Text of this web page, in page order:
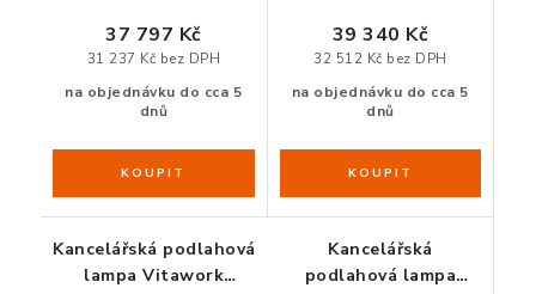
SCHRÁNKY NA KLÍČE A LÉKY
DESIGN A STYL V KANCELÁŘI
na objednávku do cca 5
dnů
31 237 Kč bez DPH
37 797 Kč
na objednávku do cca 5
dnů
32 512 Kč bez DPH
39 340 Kč
Kancelářská podlahová
lampa Vitawork
Kancelářská
podlahová lampa